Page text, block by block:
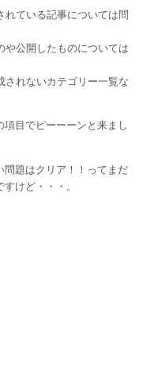
れている記事については問
や公開したものについては
されないカテゴリー一覧な
目でピーーーンと来まし
問題はクリア！！ってまだ
けど・・・。